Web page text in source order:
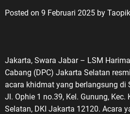
Posted on 9 Februari 2025 by Taopik
Jakarta, Swara Jabar – LSM
Cabang (DPC) Jakarta Selatan
acara khidmat yang berlangsung di
Jl. Ophie 1 no.39, Kel. Gunung, Kec.
Selatan, DKI Jakarta 12120. Acara